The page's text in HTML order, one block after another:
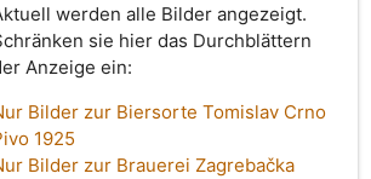
werden alle Bilder angezeigt.
sie hier das Durchblättern
Anzeige ein:
Bilder zur Biersorte Tomislav Crno
1925
Bilder zur Brauerei Zagrebačka